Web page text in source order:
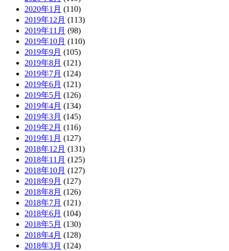
2020年1月 (110)
2019年12月 (113)
2019年11月 (98)
2019年10月 (110)
2019年9月 (105)
2019年8月 (121)
2019年7月 (124)
2019年6月 (121)
2019年5月 (126)
2019年4月 (134)
2019年3月 (145)
2019年2月 (116)
2019年1月 (127)
2018年12月 (131)
2018年11月 (125)
2018年10月 (127)
2018年9月 (127)
2018年8月 (126)
2018年7月 (121)
2018年6月 (104)
2018年5月 (130)
2018年4月 (128)
2018年3月 (124)